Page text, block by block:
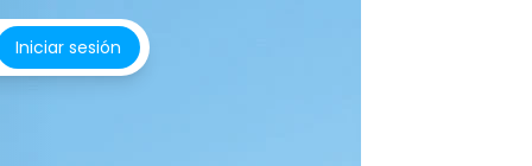
Iniciar sesión